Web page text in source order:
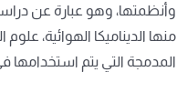
وأنظمتها، وهو عبارة عن
منها الديناميكا الهوائية، علوم
المدمجة التي يتم استخدامها